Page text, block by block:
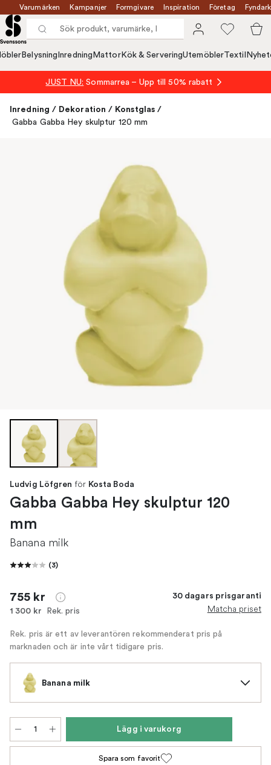
Varumärken Kampanjer Formgivare Inspiration Företag
Belysning Inredning MattorKök & ServeringUtemöblerTextil
JUST NU: Sommarrea – Upp till 50% rabatt
Inredning / Dekoration / Konstglas /
Gabba Gabba Hey skulptur 120 mm
Ludvig Löfgren för Kosta Boda
Gabba Gabba Hey skulptur 120
mm
Banana milk
(3)
755 kr
1 300 kr Rek. pris
30 dagars prisgaranti
Matcha priset
Rek. pris är ett av leverantören rekommenderat pris på
marknaden och är inte vårt tidigare pris.
Banana milk
Lägg i varukorg
Spara som favorit